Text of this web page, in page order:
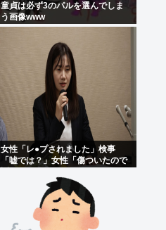
童貞は必ず3のパルを選んでしま
う画像www
女性「レ●プされました」検事
「嘘では？」女性「傷ついたので